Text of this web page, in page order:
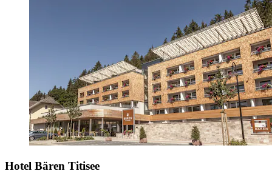
Hotel Bären Titisee